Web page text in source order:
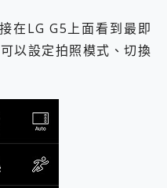
在LG G5上面看到最即
以設定拍照模式、切換